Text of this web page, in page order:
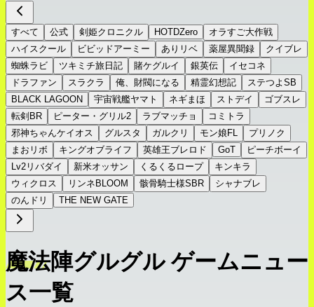
すべて 公式 剣姫クロニクル HOTDZero
オラすご大作戦
ハイスクール
ビビッドアーミー ありリベ 薬屋異聞録
クイブレ
蜘蛛ラビ
ツキミチ旅日記 賭ケグルイ 銀英伝
イセコネ
ドラファン
スラクラ 俺、財閥になる 精霊幻想記
ステつよSB
BLACK LAGOON
宇宙戦艦ヤマト ネギまほ ストデイ
ゴブスレ
転剣BR
ピーター・グリル2 ラブマッチョ
コミトラ
邪神ちゃんケイオス
グルスタ ガルクリ モン娘FL
プリノク
まおリボ
キングオブライフ 英雄王ブレロド GoT
ピーチボーイ
Lv2リバダイ
新米オッサン くるくるロープ
キンキラ
ウィクロス
リンネBLOOM 骸骨騎士様SBR
シャナブレ
のんドリ
THE NEW GATE
魔法陣グルグル ゲームニュー
ス一覧